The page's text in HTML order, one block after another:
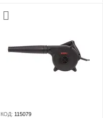
КОД: 115079